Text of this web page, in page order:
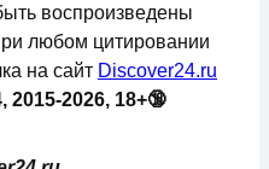
воспроизведены
любом цитировании
на сайт Discover24.ru
2015-2026, 18+🔞